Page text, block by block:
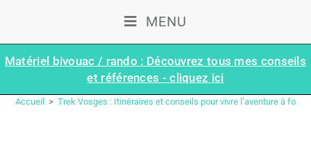
MENU
Matériel bivouac / rando : Découvrez tous mes conseils
et références - cliquez ici
Accueil > Trek Vosges : Itinéraires et conseils pour vivre l’aventure à fond